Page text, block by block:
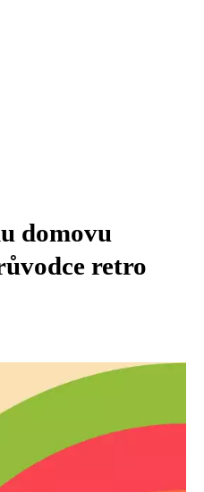
domovu
retro